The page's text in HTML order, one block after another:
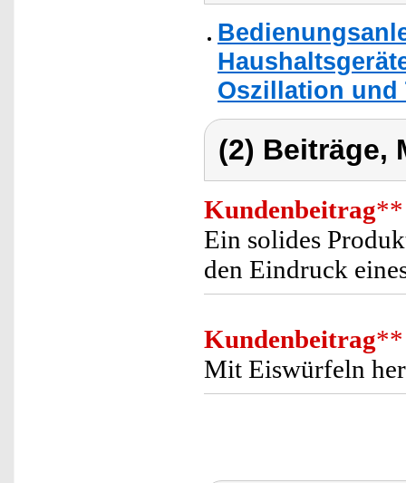
Oszillation und
(2) Beiträge,
Kundenbeitrag**
Ein solides
den Eindruck
Kundenbeitrag**
Mit Eiswürfeln